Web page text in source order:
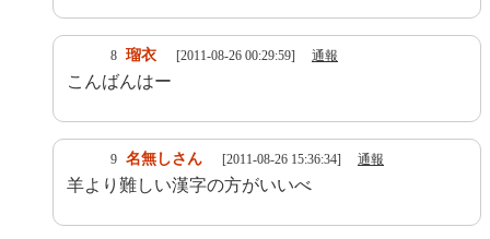
8 瑠衣 [2011-08-26 00:29:59] 通報
こんばんはー
9 名無しさん [2011-08-26 15:36:34] 通報
羊より難しい漢字の方がいいべ